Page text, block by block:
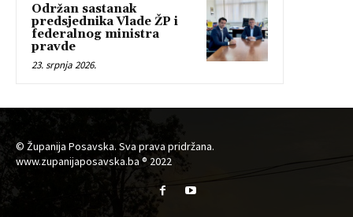
Održan sastanak
predsjednika Vlade ŽP i
federalnog ministra
pravde
23. srpnja 2026.
© Županija Posavska. Sva prava pridržana.
www.zupanijaposavska.ba ® 2022